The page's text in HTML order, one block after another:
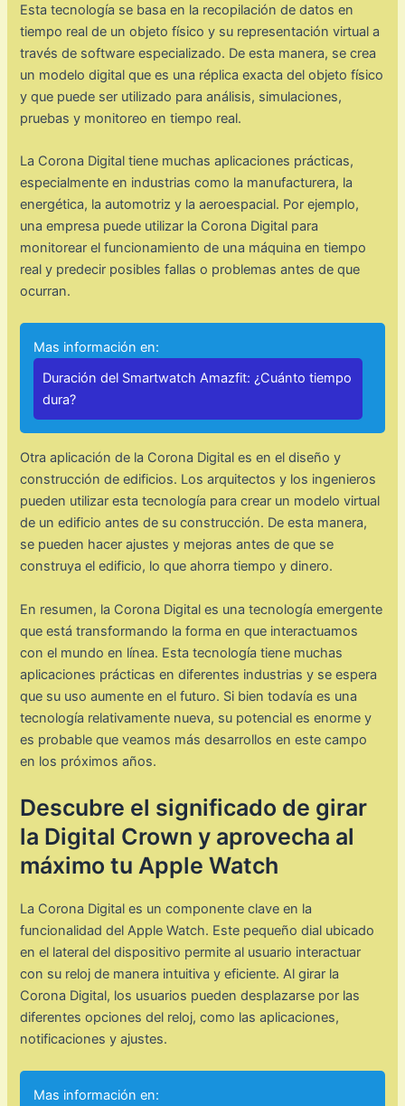
Esta tecnología se basa en la recopilación de datos en
tiempo real de un objeto físico y su representación virtual a
través de software especializado. De esta manera, se crea
un modelo digital que es una réplica exacta del objeto físico
y que puede ser utilizado para análisis, simulaciones,
pruebas y monitoreo en tiempo real.
La Corona Digital tiene muchas aplicaciones prácticas,
especialmente en industrias como la manufacturera, la
energética, la automotriz y la aeroespacial. Por ejemplo,
una empresa puede utilizar la Corona Digital para
monitorear el funcionamiento de una máquina en tiempo
real y predecir posibles fallas o problemas antes de que
ocurran.
Mas información en:
Duración del Smartwatch Amazfit: ¿Cuánto tiempo
dura?
Otra aplicación de la Corona Digital es en el diseño y
construcción de edificios. Los arquitectos y los ingenieros
pueden utilizar esta tecnología para crear un modelo virtual
de un edificio antes de su construcción. De esta manera,
se pueden hacer ajustes y mejoras antes de que se
construya el edificio, lo que ahorra tiempo y dinero.
En resumen, la Corona Digital es una tecnología emergente
que está transformando la forma en que interactuamos
con el mundo en línea. Esta tecnología tiene muchas
aplicaciones prácticas en diferentes industrias y se espera
que su uso aumente en el futuro. Si bien todavía es una
tecnología relativamente nueva, su potencial es enorme y
es probable que veamos más desarrollos en este campo
en los próximos años.
Descubre el significado de girar
la Digital Crown y aprovecha al
máximo tu Apple Watch
La Corona Digital es un componente clave en la
funcionalidad del Apple Watch. Este pequeño dial ubicado
en el lateral del dispositivo permite al usuario interactuar
con su reloj de manera intuitiva y eficiente. Al girar la
Corona Digital, los usuarios pueden desplazarse por las
diferentes opciones del reloj, como las aplicaciones,
notificaciones y ajustes.
Mas información en: